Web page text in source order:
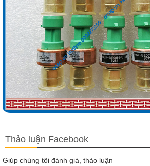
Thảo luận Facebook
Giúp chúng tôi đánh giá, thảo luận